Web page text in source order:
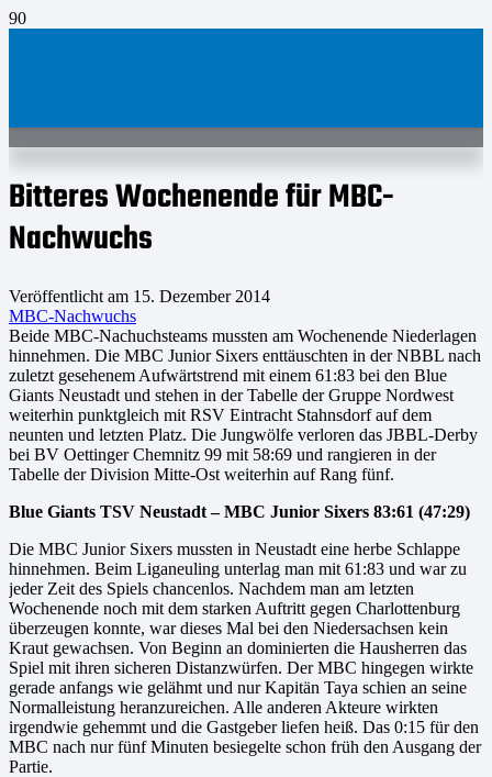
Bitteres Wochenende für MBC-
Nachwuchs
Veröffentlicht am 15. Dezember 2014
MBC-Nachwuchs
Beide MBC-Nachuchsteams mussten am Wochenende Niederlagen
hinnehmen. Die MBC Junior Sixers enttäuschten in der NBBL nach
zuletzt gesehenem Aufwärtstrend mit einem 61:83 bei den Blue
Giants Neustadt und stehen in der Tabelle der Gruppe Nordwest
weiterhin punktgleich mit RSV Eintracht Stahnsdorf auf dem
neunten und letzten Platz. Die Jungwölfe verloren das JBBL-Derby
bei BV Oettinger Chemnitz 99 mit 58:69 und rangieren in der
Tabelle der Division Mitte-Ost weiterhin auf Rang fünf.
Blue Giants TSV Neustadt – MBC Junior Sixers 83:61 (47:29)
Die MBC Junior Sixers mussten in Neustadt eine herbe Schlappe
hinnehmen. Beim Liganeuling unterlag man mit 61:83 und war zu
jeder Zeit des Spiels chancenlos. Nachdem man am letzten
Wochenende noch mit dem starken Auftritt gegen Charlottenburg
überzeugen konnte, war dieses Mal bei den Niedersachsen kein
Kraut gewachsen. Von Beginn an dominierten die Hausherren das
Spiel mit ihren sicheren Distanzwürfen. Der MBC hingegen wirkte
gerade anfangs wie gelähmt und nur Kapitän Taya schien an seine
Normalleistung heranzureichen. Alle anderen Akteure wirkten
irgendwie gehemmt und die Gastgeber liefen heiß. Das 0:15 für den
MBC nach nur fünf Minuten besiegelte schon früh den Ausgang der
Partie.